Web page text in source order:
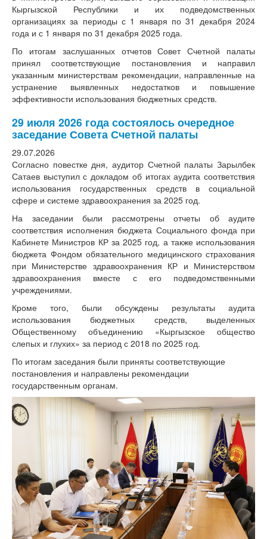
Кыргызской Республики и их подведомственных
организациях за периоды с 1 января по 31 декабря 2024
года и с 1 января по 31 декабря 2025 года.
​По итогам заслушанных отчетов Совет Счетной палаты
принял соответствующие постановления и направил
указанным министерствам рекомендации, направленные на
устранение выявленных недостатков и повышение
эффективности использования бюджетных средств.
29 июля 2026 года состоялось очередное
заседание Совета Счетной палаты
29.07.2026
Согласно повестке дня, аудитор Счетной палаты Зарылбек
Сатаев выступил с докладом об итогах аудита соответствия
использования государственных средств в социальной
сфере и системе здравоохранения за 2025 год.
​На заседании были рассмотрены отчеты об аудите
соответствия исполнения бюджета Социального фонда при
Кабинете Министров КР за 2025 год, а также использования
бюджета Фондом обязательного медицинского страхования
при Министерстве здравоохранения КР и Министерством
здравоохранения вместе с его подведомственными
учреждениями.
​Кроме того, были обсуждены результаты аудита
использования бюджетных средств, выделенных
Общественному объединению «Кыргызское общество
слепых и глухих» за период с 2018 по 2025 год.
​По итогам заседания были приняты соответствующие
постановления и направлены рекомендации
государственным органам.